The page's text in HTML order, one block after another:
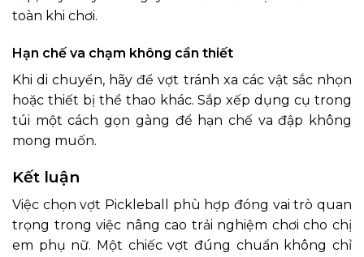
toàn khi chơi.
Hạn chế va chạm không cần thiết
Khi di chuyển, hãy để vợt tránh xa các vật sắc nhọn
hoặc thiết bị thể thao khác. Sắp xếp dụng cụ trong
túi một cách gọn gàng để hạn chế va đập không
mong muốn.
Kết luận
Việc chọn vợt Pickleball phù hợp đóng vai trò quan
trọng trong việc nâng cao trải nghiệm chơi cho chị
em phụ nữ. Một chiếc vợt đúng chuẩn không chỉ